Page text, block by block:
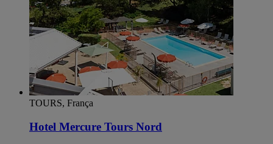
TOURS, França
Hotel Mercure Tours Nord